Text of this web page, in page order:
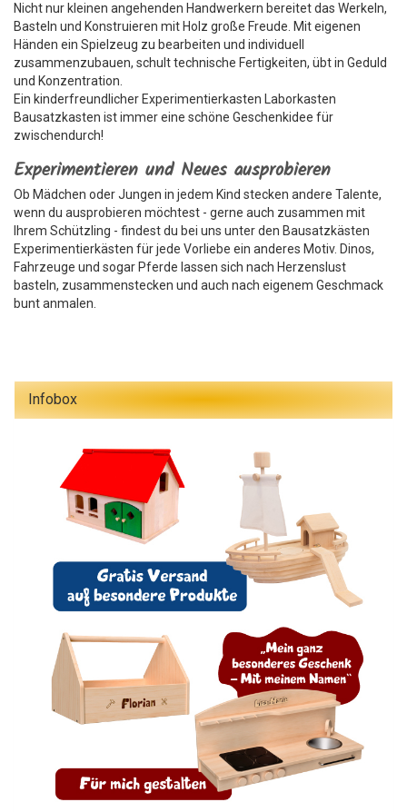
Nicht nur kleinen angehenden Handwerkern bereitet das Werkeln,
Basteln und Konstruieren mit Holz große Freude. Mit eigenen
Händen ein Spielzeug zu bearbeiten und individuell
zusammenzubauen, schult technische Fertigkeiten, übt in Geduld
und Konzentration.
Ein kinderfreundlicher Experimentierkasten Laborkasten
Bausatzkasten ist immer eine schöne Geschenkidee für
zwischendurch!
Experimentieren und Neues ausprobieren
Ob Mädchen oder Jungen in jedem Kind stecken andere Talente,
wenn du ausprobieren möchtest - gerne auch zusammen mit
Ihrem Schützling - findest du bei uns unter den Bausatzkästen
Experimentierkästen für jede Vorliebe ein anderes Motiv. Dinos,
Fahrzeuge und sogar Pferde lassen sich nach Herzenslust
basteln, zusammenstecken und auch nach eigenem Geschmack
bunt anmalen.
Infobox